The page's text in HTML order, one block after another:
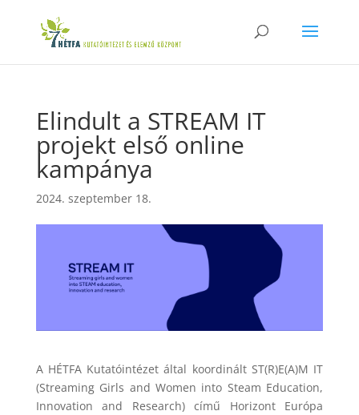
Elindult a STREAM IT
projekt első online
kampánya
2024. szeptember 18.
A HÉTFA Kutatóintézet által koordinált ST(R)E(A)M IT
(Streaming Girls and Women into Steam Education,
Innovation and Research) című Horizont Európa